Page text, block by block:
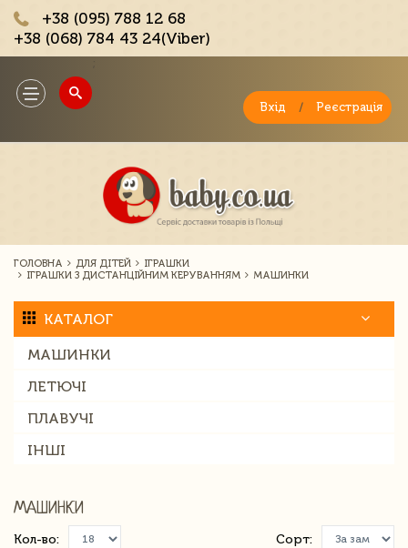
+38 (095) 788 12 68
+38 (068) 784 43 24(Viber)
Toggle
navigation
Вхід / Реєстрація
ГОЛОВНА ДЛЯ ДІТЕЙ
ІГРАШКИ
ІГРАШКИ З ДИСТАНЦІЙНИМ КЕРУВАННЯМ
МАШИНКИ
КАТАЛОГ
МАШИНКИ
ЛЕТЮЧІ
ПЛАВУЧІ
ІНШІ
МАШИНКИ
Кол-во: Сорт: